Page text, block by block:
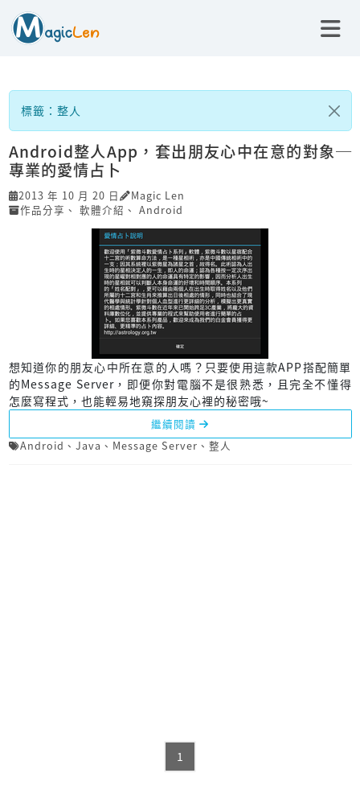
標籤：整人
Android整人App，套出朋友心中在意的對象─
專業的愛情占卜
2013 年 10 月 20 日
Magic Len
作品分享 、 軟體介紹 、 Android
想知道你的朋友心中所在意的人嗎？只要使用這款APP搭配簡單
的Message Server，即便你對電腦不是很熟悉，且完全不懂得
怎麼寫程式，也能輕易地窺探朋友心裡的秘密哦~
繼續閱讀
Android 、 Java 、 Message Server 、 整人
1